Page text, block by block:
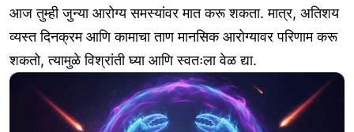
आज तुम्ही जुन्या आरोग्य समस्यांवर मात करू शकता. मात्र, अतिशय
व्यस्त दिनक्रम आणि कामाचा ताण मानसिक आरोग्यावर परिणाम करू
शकतो, त्यामुळे विश्रांती घ्या आणि स्वतःला वेळ द्या.